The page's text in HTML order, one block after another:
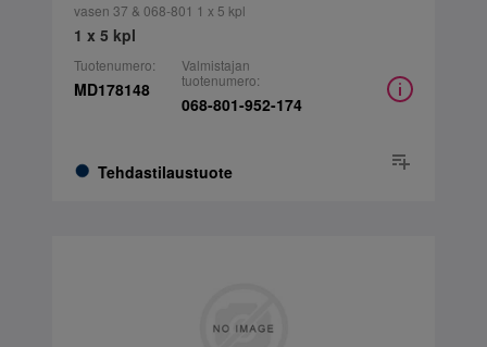
vasen 37 & 068-801 1 x 5 kpl
1 x 5 kpl
Tuotenumero:
MD178148
Tehdastilaustuote
Valmistajan
tuotenumero:
068-801-952-174